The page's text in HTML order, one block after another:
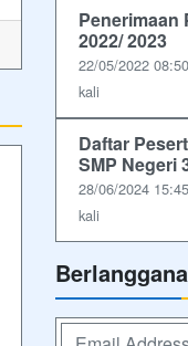
Penerimaan
2022/ 2023
22/05/2022
kali
Daftar
SMP Negeri
28/06/2024
kali